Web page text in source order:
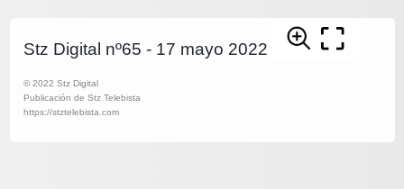
Stz Digital nº65 - 17 mayo 2022
© 2022 Stz Digital
Publicación de Stz Telebista
https://stztelebista.com